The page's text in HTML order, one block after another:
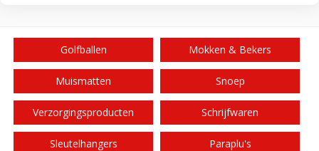
Golfballen Mokken & Bekers
Muismatten Snoep
Verzorgingsproducten Schrijfwaren
Sleutelhangers Paraplu's